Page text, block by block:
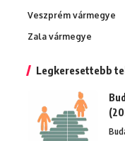
Veszprém vármegye
Zala vármegye
Legkeresettebb